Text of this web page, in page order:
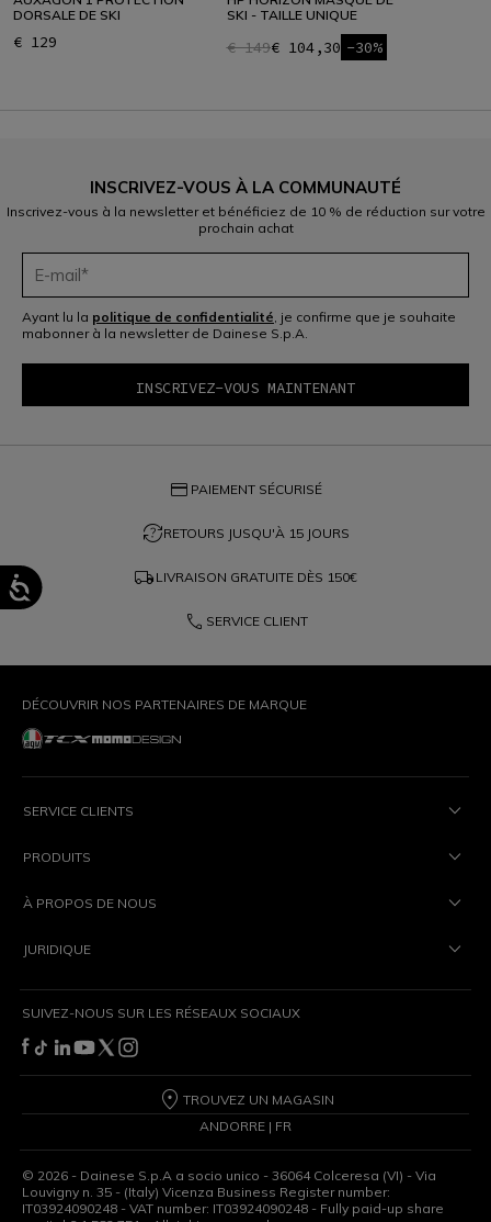
DORSALE DE SKI
€ 129
SKI - TAILLE UNIQUE
€ 149€ 104,30 -30%
INSCRIVEZ-VOUS À LA COMMUNAUTÉ
Inscrivez-vous à la newsletter et bénéficiez de 10 % de réduction sur votre
prochain achat
Ayant lu la politique de confidentialité , je confirme que je souhaite
mabonner à la newsletter de Dainese S.p.A.
credit_card PAIEMENT SÉCURISÉ
question_exchangeRETOURS JUSQU'À 15 JOURS
local_shipping LIVRAISON GRATUITE DÈS 150€
phone SERVICE CLIENT
DÉCOUVRIR NOS PARTENAIRES DE MARQUE
SERVICE CLIENTS
PRODUITS
À PROPOS DE NOUS
JURIDIQUE
SUIVEZ-NOUS SUR LES RÉSEAUX SOCIAUX
TROUVEZ UN MAGASIN
ANDORRE | FR
© 2026 - Dainese S.p.A a socio unico - 36064 Colceresa (VI) - Via
Louvigny n. 35 - (Italy) Vicenza Business Register number:
IT03924090248 - VAT number: IT03924090248 - Fully paid-up share